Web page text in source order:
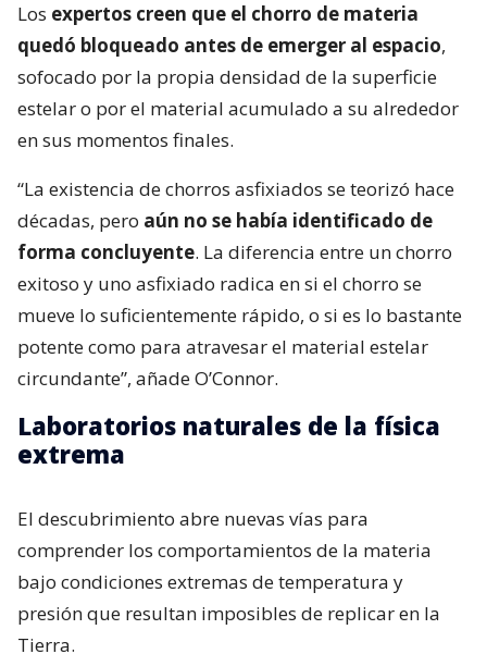
Los expertos creen que el chorro de materia
quedó bloqueado antes de emerger al espacio,
sofocado por la propia densidad de la superficie
estelar o por el material acumulado a su alrededor
en sus momentos finales.
“La existencia de chorros asfixiados se teorizó hace
décadas, pero aún no se había identificado de
forma concluyente. La diferencia entre un chorro
exitoso y uno asfixiado radica en si el chorro se
mueve lo suficientemente rápido, o si es lo bastante
potente como para atravesar el material estelar
circundante”, añade O’Connor.
Laboratorios naturales de la física
extrema
El descubrimiento abre nuevas vías para
comprender los comportamientos de la materia
bajo condiciones extremas de temperatura y
presión que resultan imposibles de replicar en la
Tierra.